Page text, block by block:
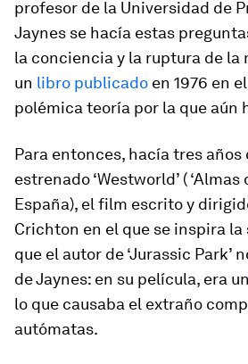
profesor de la Universidad de
Jaynes se hacía estas
la conciencia y la ruptura de la
un libro publicado en 1976 en
polémica teoría por la que aún
Para entonces, hacía tres años
estrenado ‘Westworld’ ( ‘Almas
España), el film escrito y
Crichton en el que se inspira la
que el autor de ‘Jurassic Park’
de Jaynes: en su película, era un
lo que causaba el extraño
autómatas.